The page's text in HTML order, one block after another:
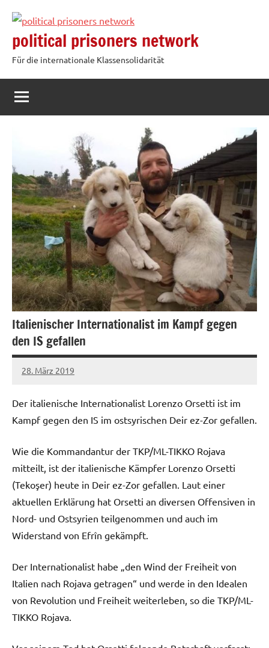
Inhalt
springen
political prisoners network
Für die internationale Klassensolidarität
Italienischer Internationalist im Kampf gegen
den IS gefallen
28. März 2019
admin
Der italienische Internationalist Lorenzo Orsetti ist im
Kampf gegen den IS im ostsyrischen Deir ez-Zor gefallen.
Wie die Kommandantur der TKP/ML-TIKKO Rojava
mitteilt, ist der italienische Kämpfer Lorenzo Orsetti
(Tekoşer) heute in Deir ez-Zor gefallen. Laut einer
aktuellen Erklärung hat Orsetti an diversen Offensiven in
Nord- und Ostsyrien teilgenommen und auch im
Widerstand von Efrîn gekämpft.
Der Internationalist habe „den Wind der Freiheit von
Italien nach Rojava getragen“ und werde in den Idealen
von Revolution und Freiheit weiterleben, so die TKP/ML-
TIKKO Rojava.